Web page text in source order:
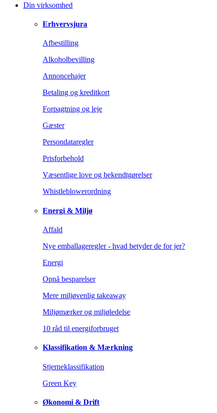
Din virksomhed
Erhvervsjura
Afbestilling
Alkoholbevilling
Annoncehajer
Betaling og kreditkort
Forpagtning og leje
Gæster
Persondataregler
Prisforbehold
Væsentlige love og bekendtgørelser
Whistleblowerordning
Energi & Miljø
Affald
Nye emballageregler - hvad betyder de for jer?
Energi
Opnå besparelser
Mere miljøvenlig takeaway
Miljømærker og miljøledelse
10 råd til energiforbruget
Klassifikation & Mærkning
Stjerneklassifikation
Green Key
Økonomi & Drift